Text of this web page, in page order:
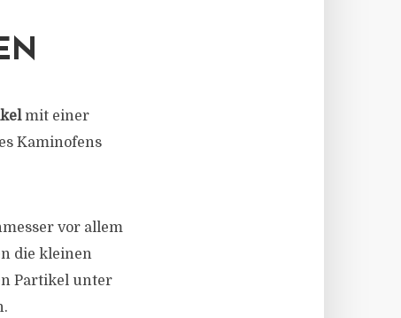
mit einer
Kaminofens
vor allem
die kleinen
Partikel unter